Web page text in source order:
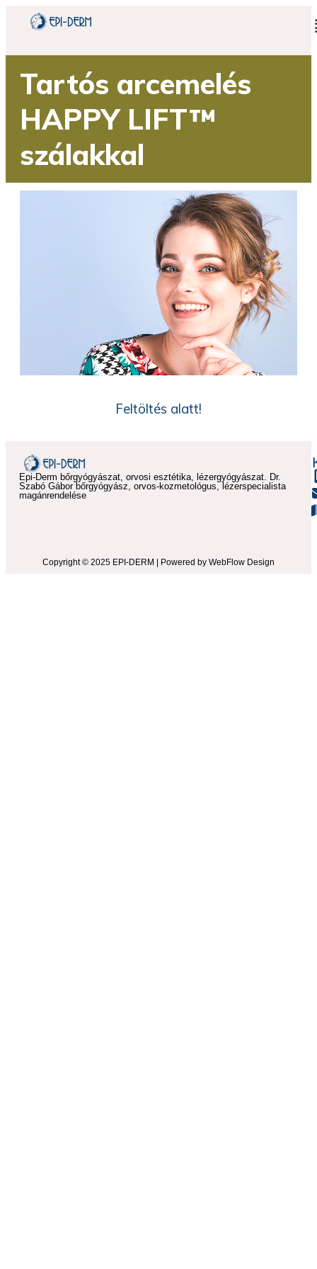
Tartós arcemelés
HAPPY LIFT™
szálakkal
Feltöltés alatt!
Epi-Derm bőrgyógyászat, orvosi esztétika, lézergyógyászat. Dr.
Szabó Gábor bőrgyógyász, orvos-kozmetológus, lézerspecialista
magánrendelése
Copyright © 2025 EPI-DERM | Powered by WebFlow Design​